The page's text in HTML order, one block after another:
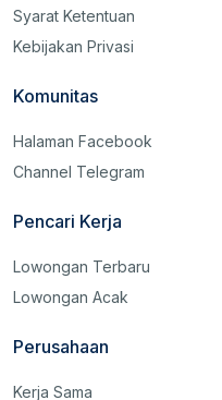
Syarat Ketentuan
Kebijakan Privasi
Komunitas
Halaman Facebook
Channel Telegram
Pencari Kerja
Lowongan Terbaru
Lowongan Acak
Perusahaan
Kerja Sama